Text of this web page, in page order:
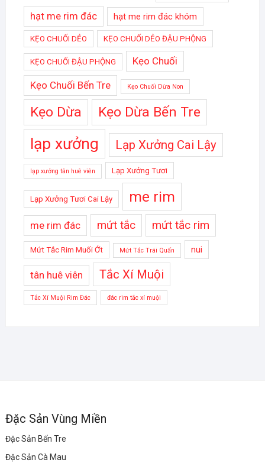
hạt me rim đác hạt me rim đác khóm
KẸO CHUỐI DẺO KẸO CHUỐI DẺO ĐẬU PHỘNG
KẸO CHUỐI ĐẬU PHỘNG Kẹo Chuối
Kẹo Chuối Bến Tre Kẹo Chuối Dừa Non
Kẹo Dừa Kẹo Dừa Bến Tre
lạp xưởng Lạp Xưởng Cai Lậy
lạp xưởng tân huê viên Lạp Xưởng Tươi
Lạp Xưởng Tươi Cai Lậy me rim
me rim đác mứt tắc mứt tắc rim
Mứt Tắc Rim Muối Ớt Mứt Tắc Trái Quấn nui
tân huê viên Tắc Xí Muội
Tắc Xí Muội Rim Đác đác rim tắc xí muội
Đặc Sản Vùng Miền
Đặc Sản Bến Tre
Đặc Sản Cà Mau